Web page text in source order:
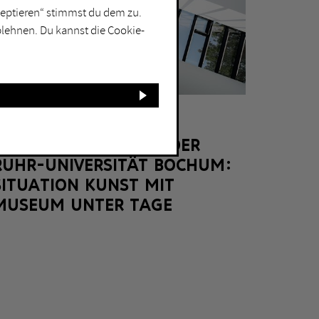
KUNSTSAMMLUNGEN DER
UNIVERSITÄT BOCHUM:
KUNST MIT
UNTER TAGE
stimmst du dem zu.
Du kannst die Cookie-